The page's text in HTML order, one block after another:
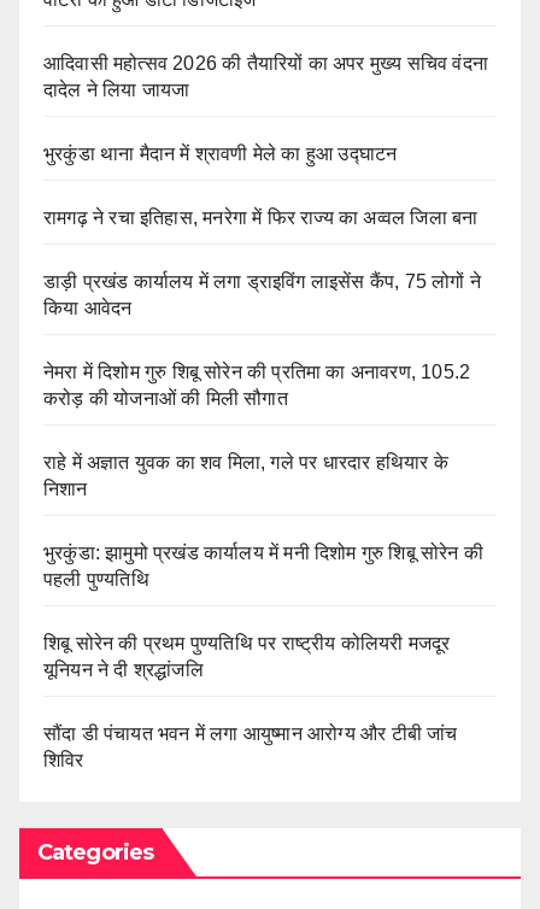
आदिवासी महोत्सव 2026 की तैयारियों का अपर मुख्य सचिव वंदना
दादेल ने लिया जायजा
भुरकुंडा थाना मैदान में श्रावणी मेले का हुआ उद्घाटन
रामगढ़ ने रचा इतिहास, मनरेगा में फिर राज्य का अव्वल जिला बना
डाड़ी प्रखंड कार्यालय में लगा ड्राइविंग लाइसेंस कैंप, 75 लोगों ने
किया आवेदन
नेमरा में दिशोम गुरु शिबू सोरेन की प्रतिमा का अनावरण, 105.2
करोड़ की योजनाओं की मिली सौगात
राहे में अज्ञात युवक का शव मिला, गले पर धारदार हथियार के
निशान
भुरकुंडा: झामुमो प्रखंड कार्यालय में मनी दिशोम गुरु शिबू सोरेन की
पहली पुण्यतिथि
शिबू सोरेन की प्रथम पुण्यतिथि पर राष्ट्रीय कोलियरी मजदूर
यूनियन ने दी श्रद्धांजलि
सौंदा डी पंचायत भवन में लगा आयुष्मान आरोग्य और टीबी जांच
शिविर
Categories